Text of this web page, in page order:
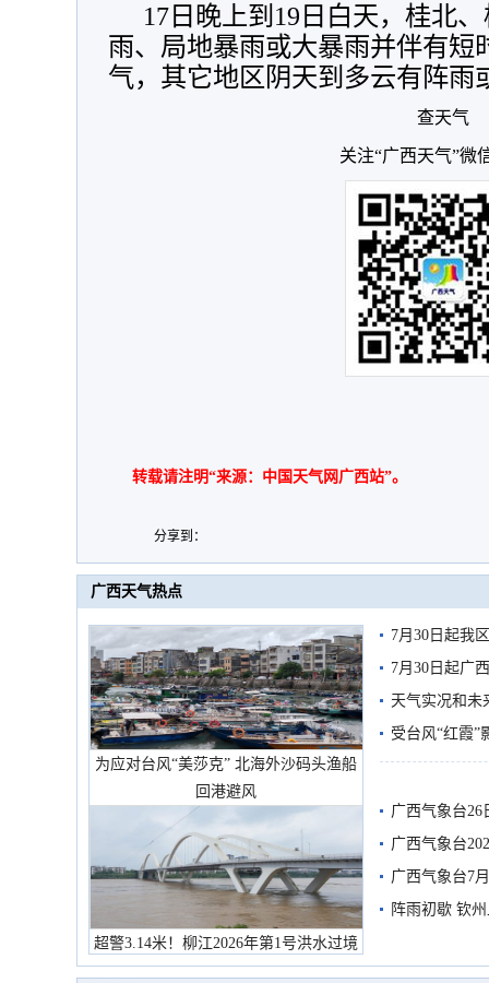
17日晚上到19日白天，桂北
雨、局地暴雨或大暴雨并伴有短
气，其它地区阴天到多云有阵雨
查天气
关注“广西天气”微
转载请注明“来源：中国天气网广西站”。
分享到：
广西天气热点
为应对台风“美莎克” 北海外沙码头渔船
回港避风
超警3.14米！柳江2026年第1号洪水过境
市民在堤岸见证汛况
7月30日起我
7月30日起广
天气实况和未
受台风“红霞”
有较强降雨
广西气象台26
广西气象台
预警
广西气象台7
阵雨初歇 钦